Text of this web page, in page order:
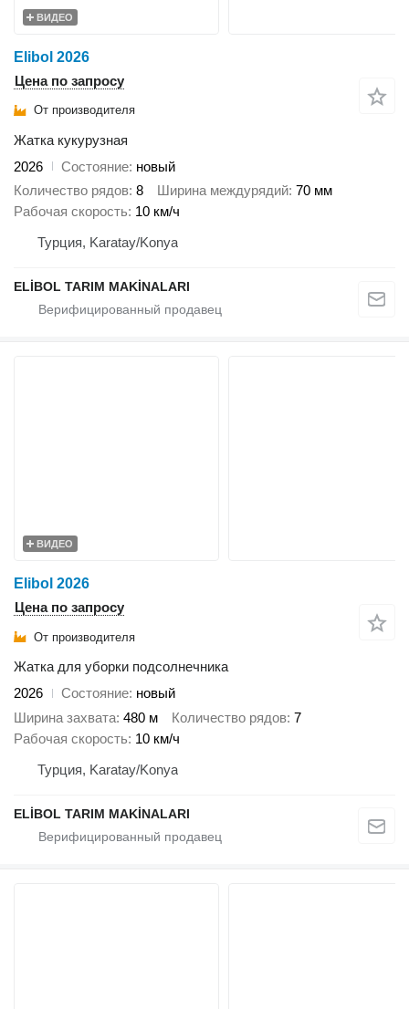
ВИДЕО
Elibol 2026
Цена по запросу
От производителя
Жатка кукурузная
2026
Состояние новый
Количество рядов 8 Ширина междурядий 70 мм
Рабочая скорость 10 км/ч
Турция, Karatay/Konya
ELİBOL TARIM MAKİNALARI
ВИДЕО
Elibol 2026
Цена по запросу
От производителя
Жатка для уборки подсолнечника
2026
Состояние новый
Ширина захвата 480 м Количество рядов 7
Рабочая скорость 10 км/ч
Турция, Karatay/Konya
ELİBOL TARIM MAKİNALARI